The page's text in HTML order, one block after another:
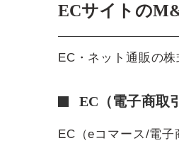
ECサイトの
EC・ネット通販の
EC（電子商取
EC（eコマース/電